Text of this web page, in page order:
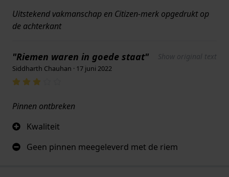
Uitstekend vakmanschap en Citizen-merk opgedrukt op
de achterkant
"Riemen waren in goede staat" Show original text
Siddharth Chauhan · 17 juni 2022
Pinnen ontbreken
Kwaliteit
Geen pinnen meegeleverd met de riem